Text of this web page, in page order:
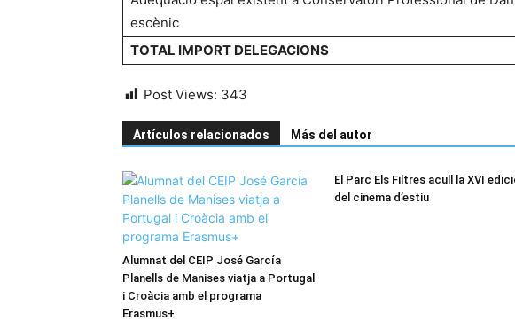
escènic
TOTAL IMPORT DELEGACIONS
Post Views: 343
Artículos relacionados Más del autor
Alumnat del CEIP José García
Planells de Manises viatja a Portugal
i Croàcia amb el programa
Erasmus+
El Parc Els Filtres acull la XVI
del cinema d’estiu